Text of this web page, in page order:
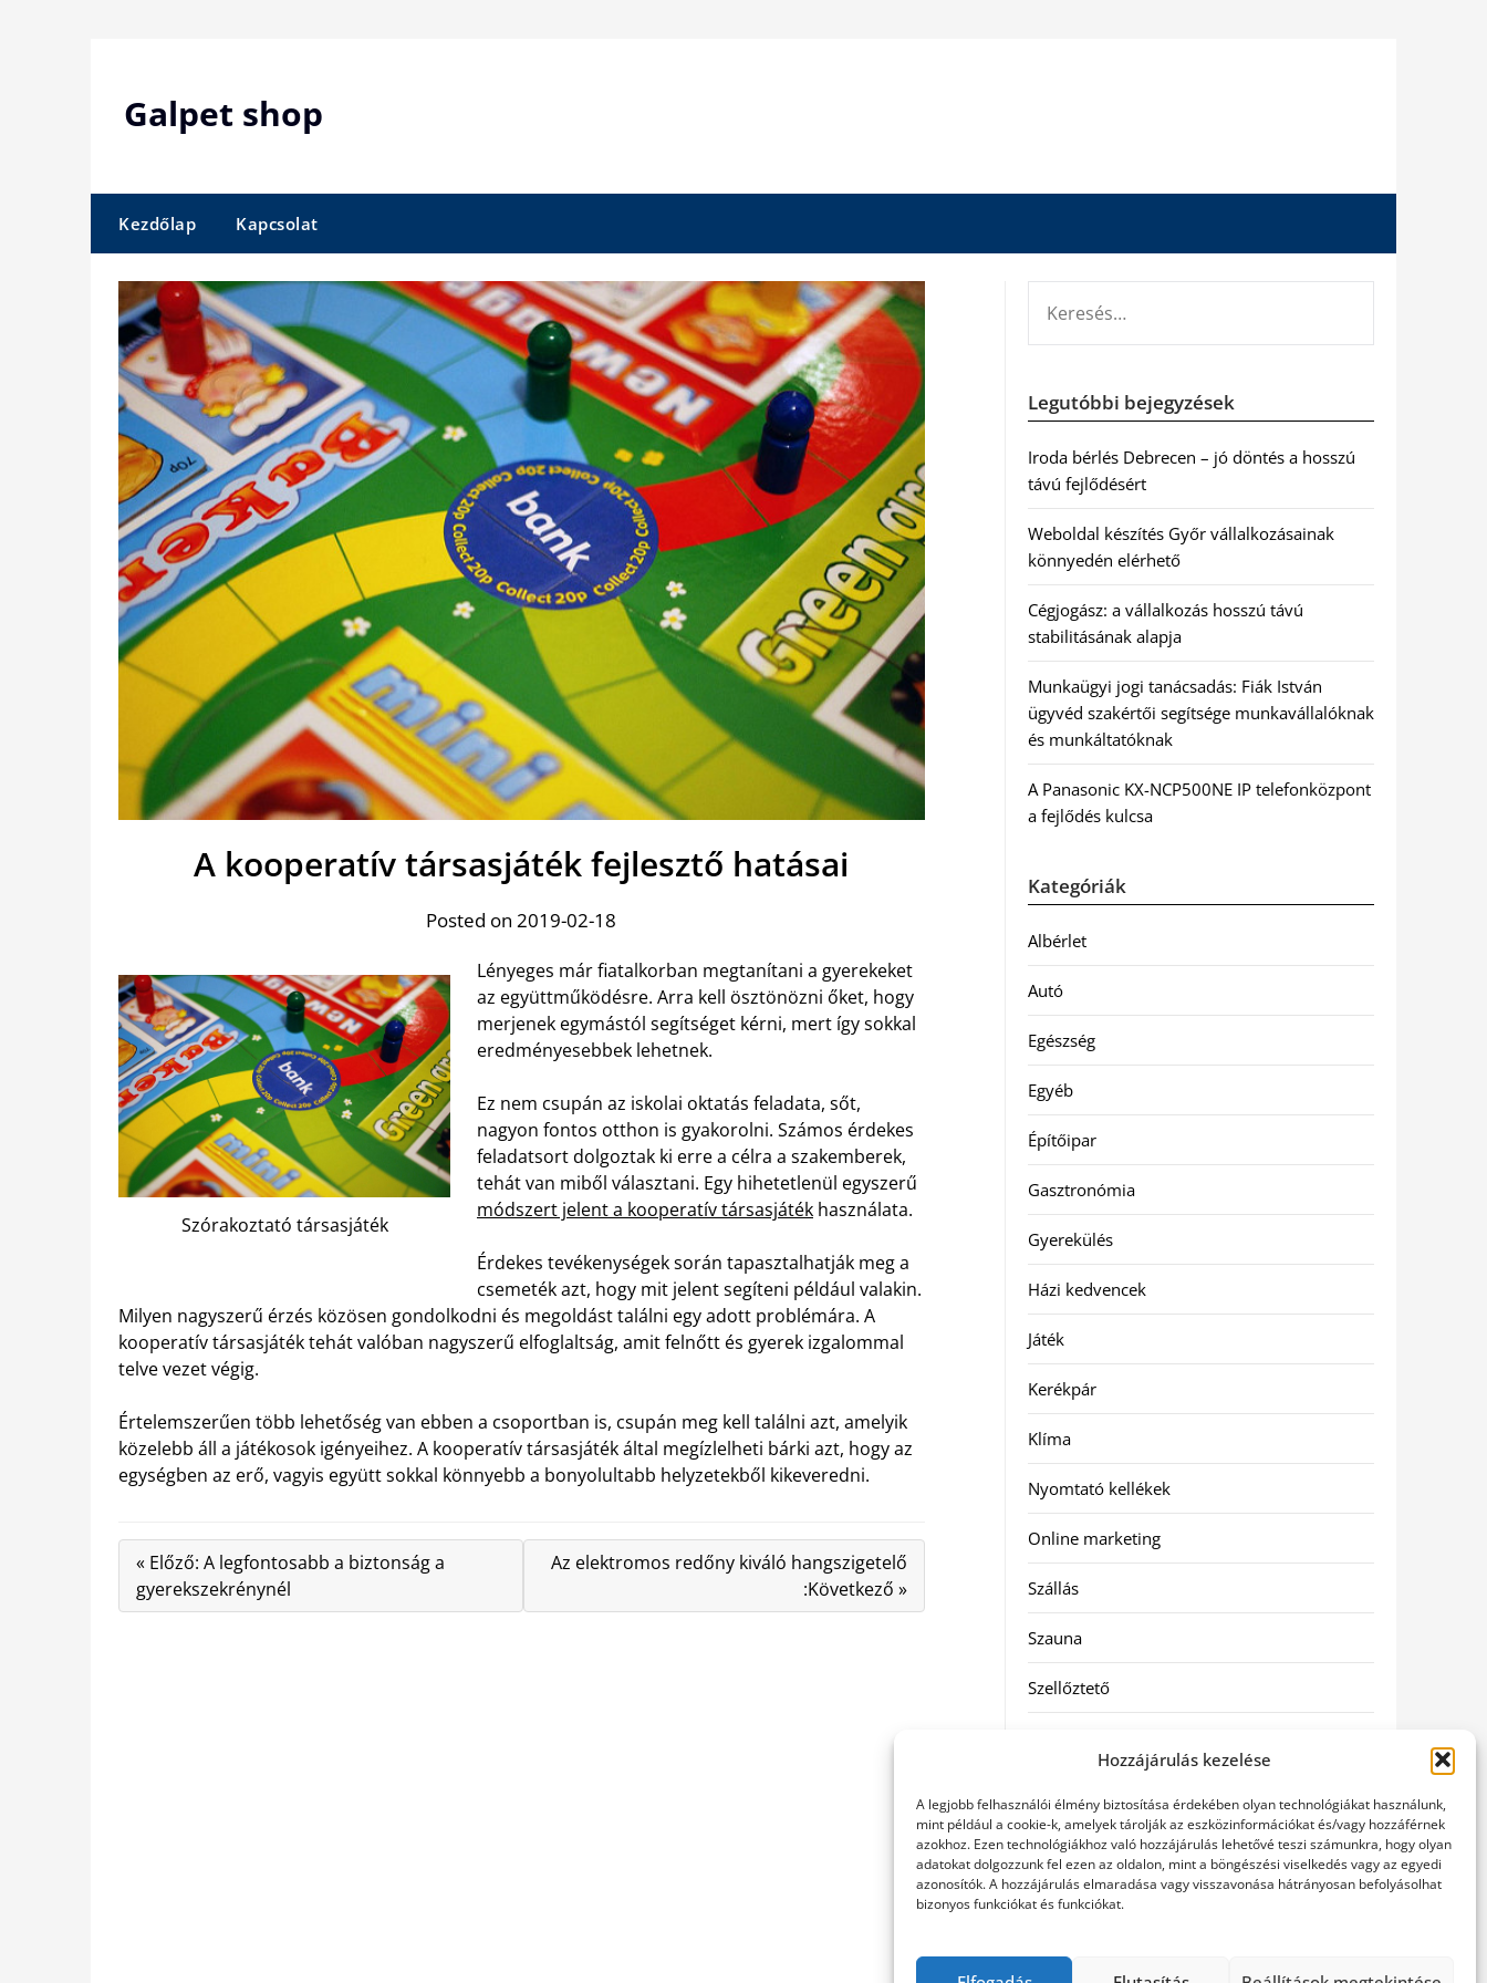
Hozzájárulás kezelése
A legjobb felhasználói élmény biztosítása érdekében olyan technológiákat használunk,
mint például a cookie-k, amelyek tárolják az eszközinformációkat és/vagy hozzáférnek
azokhoz. Ezen technológiákhoz való hozzájárulás lehetővé teszi számunkra, hogy olyan
adatokat dolgozzunk fel ezen az oldalon, mint a böngészési viselkedés vagy az egyedi
azonosítók. A hozzájárulás elmaradása vagy visszavonása hátrányosan befolyásolhat
bizonyos funkciókat és funkciókat.
Galpet shop
Kezdőlap Kapcsolat
A kooperatív társasjáték fejlesztő hatásai
Posted on 2019-02-18
Szórakoztató társasjáték
Lényeges már fiatalkorban megtanítani a gyerekeket
az együttműködésre. Arra kell ösztönözni őket, hogy
merjenek egymástól segítséget kérni, mert így sokkal
eredményesebbek lehetnek.
Ez nem csupán az iskolai oktatás feladata, sőt,
nagyon fontos otthon is gyakorolni. Számos érdekes
feladatsort dolgoztak ki erre a célra a szakemberek,
tehát van miből választani. Egy hihetetlenül egyszerű
módszert jelent a kooperatív társasjáték használata.
Érdekes tevékenységek során tapasztalhatják meg a
csemeték azt, hogy mit jelent segíteni például valakin.
Milyen nagyszerű érzés közösen gondolkodni és megoldást találni egy adott problémára. A
kooperatív társasjáték tehát valóban nagyszerű elfoglaltság, amit felnőtt és gyerek izgalommal
telve vezet végig.
Értelemszerűen több lehetőség van ebben a csoportban is, csupán meg kell találni azt, amelyik
közelebb áll a játékosok igényeihez. A kooperatív társasjáték által megízlelheti bárki azt, hogy az
egységben az erő, vagyis együtt sokkal könnyebb a bonyolultabb helyzetekből kikeveredni.
« Előző: A legfontosabb a biztonság a
gyerekszekrénynél
Az elektromos redőny kiváló hangszigetelő
:Következő »
Legutóbbi bejegyzések
Iroda bérlés Debrecen – jó döntés a hosszú
távú fejlődésért
Weboldal készítés Győr vállalkozásainak
könnyedén elérhető
Cégjogász: a vállalkozás hosszú távú
stabilitásának alapja
Munkaügyi jogi tanácsadás: Fiák István
ügyvéd szakértői segítsége munkavállalóknak
és munkáltatóknak
A Panasonic KX-NCP500NE IP telefonközpont
a fejlődés kulcsa
Kategóriák
Albérlet
Autó
Egészség
Egyéb
Építőipar
Gasztronómia
Gyerekülés
Házi kedvencek
Játék
Kerékpár
Klíma
Nyomtató kellékek
Online marketing
Szállás
Szauna
Szellőztető
Utazás
Vásárlás